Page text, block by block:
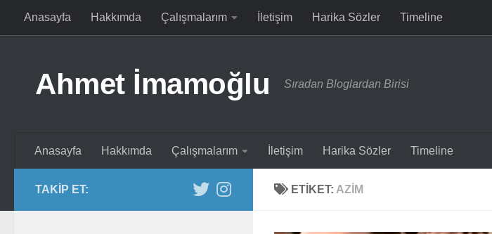
Skip to content
Anasayfa Hakkımda Çalışmalarım İletişim Harika Sözler Timeline
Ahmet İmamoğlu Sıradan Bloglardan Birisi
Anasayfa Hakkımda Çalışmalarım İletişim Harika Sözler Timeline
ETIKET: AZIM
TAKIP ET: